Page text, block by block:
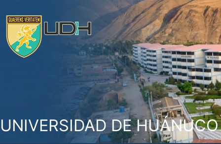
UNIVERSIDAD DE HUÁNUCO
ListarGerencia en Servicios de Salud